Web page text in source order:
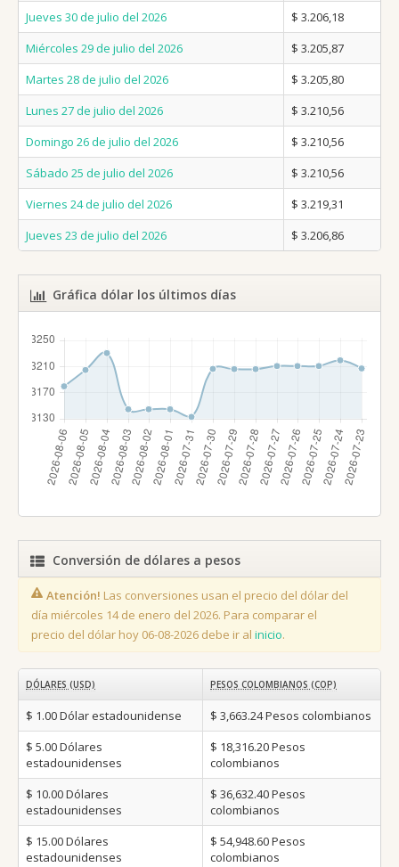
Jueves 30 de julio del 2026
$ 3.206,18
Miércoles 29 de julio del 2026
$ 3.205,87
Martes 28 de julio del 2026
$ 3.205,80
Lunes 27 de julio del 2026
$ 3.210,56
Domingo 26 de julio del 2026
$ 3.210,56
Sábado 25 de julio del 2026
$ 3.210,56
Viernes 24 de julio del 2026
$ 3.219,31
Jueves 23 de julio del 2026
$ 3.206,86
Gráfica dólar los últimos días
Conversión de dólares a pesos
Atención! Las conversiones usan el precio del dólar del
día miércoles 14 de enero del 2026. Para comparar el
precio del dólar hoy 06-08-2026 debe ir al inicio.
DÓLARES (USD) PESOS COLOMBIANOS (COP)
$ 1.00Dólar estadounidense $ 3,663.24Pesos colombianos
$ 5.00Dólares
estadounidenses
$ 18,316.20Pesos
colombianos
$ 10.00Dólares
estadounidenses
$ 36,632.40Pesos
colombianos
$ 15.00Dólares
estadounidenses
$ 54,948.60Pesos
colombianos